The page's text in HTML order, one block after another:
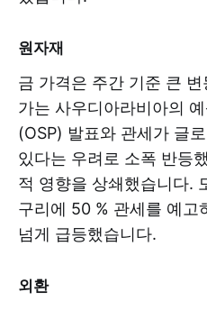
원자재
금 가격은 주간 기준 큰
가는 사우디아라비아의
(OSP) 발표와 관세가 글
있다는 우려로 소폭 반등
적 영향을 상쇄했습니다.
구리에 50 % 관세를 예고
넘게 급등했습니다.
외환